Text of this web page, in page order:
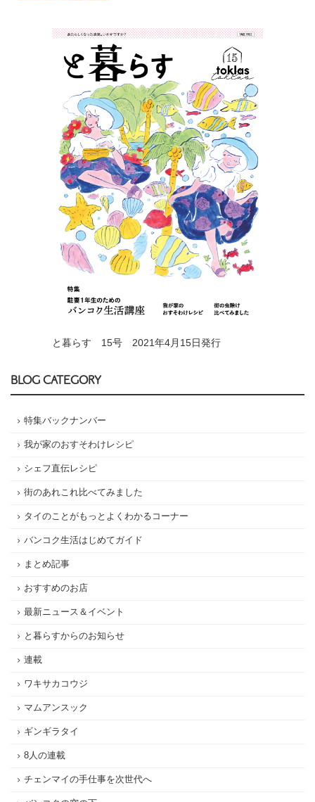
と暮らす 15号 2021年4月15日発行
BLOG CATEGORY
特集バックナンバー
我が家のおすそわけレシピ
シェフ直伝レシピ
街のあれこれ比べてみました
タイのことがもっとよくわかるコーナー
バンコク生活はじめてガイド
まとめ記事
おすすめのお店
最新ニュース＆イベント
と暮らすからのお知らせ
連載
ワキサカコウジ
マムアンスック
ギンギラタイ
8人の連載
チェンマイの手仕事を次世代へ